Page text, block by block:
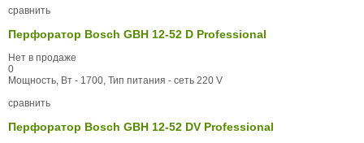
сравнить
Перфоратор Bosch GBH 12-52 D Professional
Нет в продаже
0
Мощность, Вт - 1700, Тип питания - сеть 220 V
сравнить
Перфоратор Bosch GBH 12-52 DV Professional